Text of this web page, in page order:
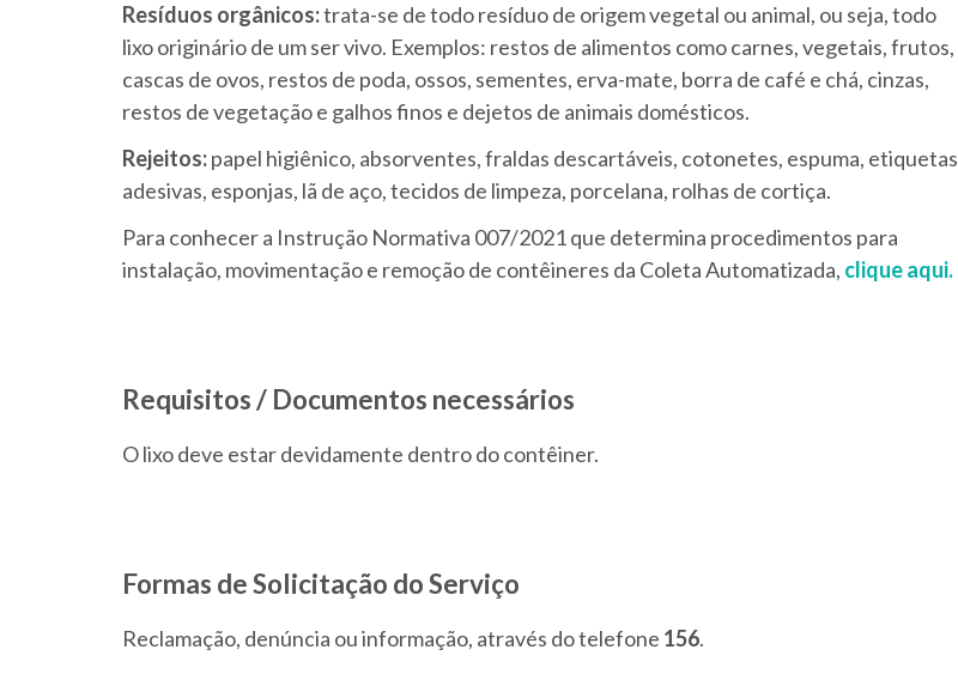
Resíduos orgânicos:trata-se de todo resíduo de origem vegetal ou animal, ou seja, todo
lixo originário de um ser vivo. Exemplos: restos de alimentos como carnes, vegetais, frutos,
cascas de ovos, restos de poda, ossos, sementes, erva-mate, borra de café e chá, cinzas,
restos de vegetação e galhos finos e dejetos de animais domésticos.
Rejeitos:papel higiênico, absorventes, fraldas descartáveis, cotonetes, espuma, etiquetas
adesivas, esponjas, lã de aço, tecidos de limpeza, porcelana, rolhas de cortiça.
Para conhecer a Instrução Normativa 007/2021 que determina procedimentos para
instalação, movimentação e remoção de contêineres da Coleta Automatizada, clique aqui.
Requisitos / Documentos necessários
O lixo deve estar devidamente dentro do contêiner.
Formas de Solicitação do Serviço
Reclamação, denúncia ou informação, através do telefone 156.